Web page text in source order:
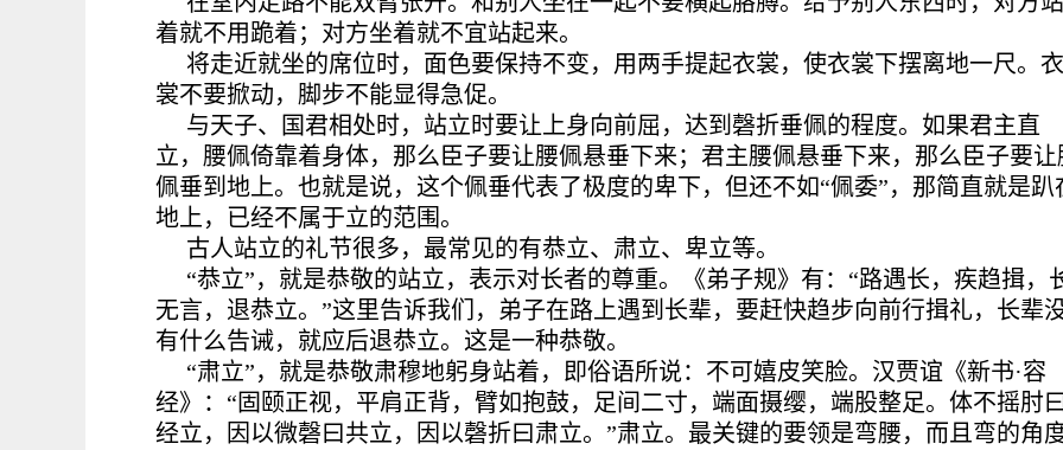
着就不用跪着；对方坐着就不宜站起来。
将走近就坐的席位时，面色要保持不变，用两手提起衣裳，使衣裳下摆离地一尺。衣
裳不要掀动，脚步不能显得急促。
与天子、国君相处时，站立时要让上身向前屈，达到磬折垂佩的程度。如果君主直
立，腰佩倚靠着身体，那么臣子要让腰佩悬垂下来；君主腰佩悬垂下来，那么臣子要让
佩垂到地上。也就是说，这个佩垂代表了极度的卑下，但还不如“佩委”，那简直就是趴
地上，已经不属于立的范围。
古人站立的礼节很多，最常见的有恭立、肃立、卑立等。
“恭立”，就是恭敬的站立，表示对长者的尊重。《弟子规》有：“路遇长，疾趋揖，
无言，退恭立。”这里告诉我们，弟子在路上遇到长辈，要赶快趋步向前行揖礼，长辈
有什么告诫，就应后退恭立。这是一种恭敬。
“肃立”，就是恭敬肃穆地躬身站着，即俗语所说：不可嬉皮笑脸。汉贾谊《新书·容
经》：“固颐正视，平肩正背，臂如抱鼓，足间二寸，端面摄缨，端股整足。体不摇肘
经立，因以微磬曰共立，因以磬折曰肃立。”肃立。最关键的要领是弯腰，而且弯的角